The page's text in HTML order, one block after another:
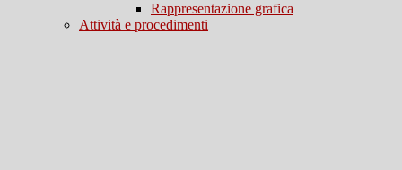
Rappresentazione grafica
Attività e procedimenti